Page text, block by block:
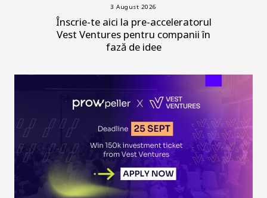
3 August 2026
Înscrie-te aici la pre-acceleratorul
Vest Ventures pentru companii în
fază de idee